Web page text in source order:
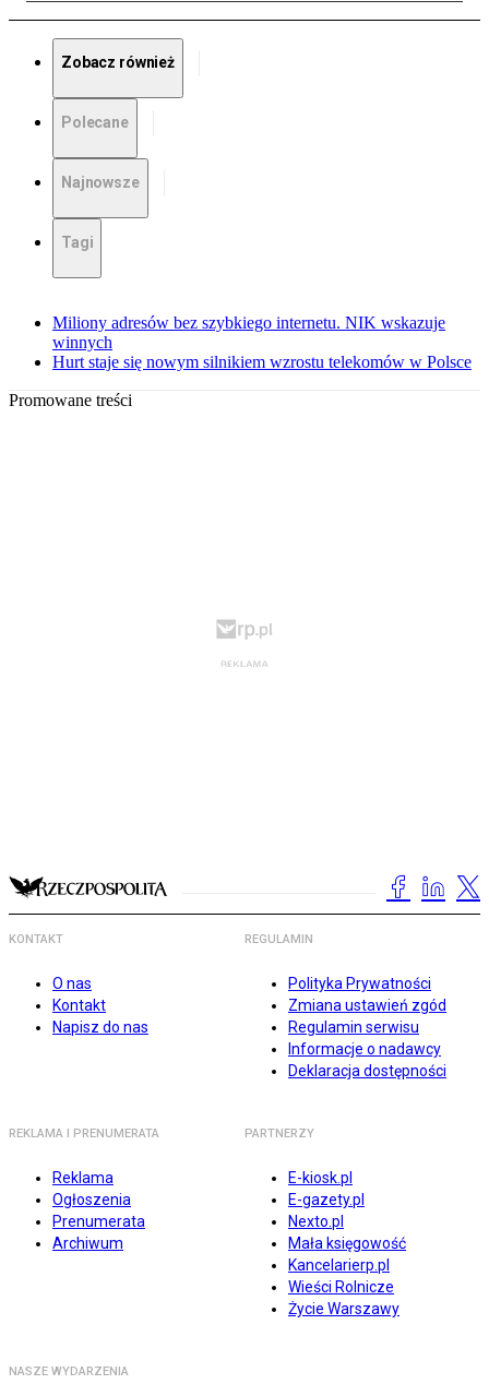
Zobacz również
Polecane
Najnowsze
Tagi
Miliony adresów bez szybkiego internetu. NIK wskazuje
winnych
Hurt staje się nowym silnikiem wzrostu telekomów w Polsce
Promowane treści
KONTAKT
O nas
Kontakt
Napisz do nas
REGULAMIN
Polityka Prywatności
Zmiana ustawień zgód
Regulamin serwisu
Informacje o nadawcy
Deklaracja dostępności
REKLAMA I PRENUMERATA
Reklama
Ogłoszenia
Prenumerata
Archiwum
PARTNERZY
E-kiosk.pl
E-gazety.pl
Nexto.pl
Mała księgowość
Kancelarierp.pl
Wieści Rolnicze
Życie Warszawy
NASZE WYDARZENIA